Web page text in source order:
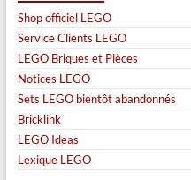
Shop officiel LEGO
Service Clients LEGO
LEGO Briques et Pièces
Notices LEGO
Sets LEGO bientôt abandonnés
Bricklink
LEGO Ideas
Lexique LEGO